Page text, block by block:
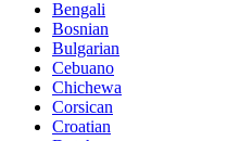
Bengali
Bosnian
Bulgarian
Cebuano
Chichewa
Corsican
Croatian